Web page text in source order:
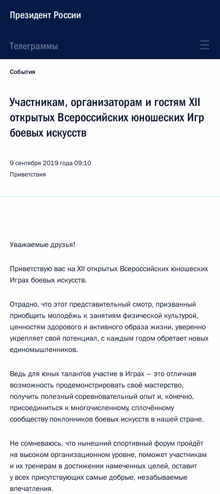
Президент России
Телеграммы
События
Участникам, организаторам и гостям XII
открытых Всероссийских юношеских Игр
боевых искусств
9 сентября 2019 года09:10
Приветствия
Уважаемые друзья!
Приветствую вас на XII открытых Всероссийских юношеских
Играх боевых искусств.
Отрадно, что этот представительный смотр, призванный
приобщить молодёжь к занятиям физической культурой,
ценностям здорового и активного образа жизни, уверенно
укрепляет свой потенциал, с каждым годом обретает новых
единомышленников.
Ведь для юных талантов участие в Играх – это отличная
возможность продемонстрировать своё мастерство,
получить полезный соревновательный опыт и, конечно,
присоединиться к многочисленному, сплочённому
сообществу поклонников боевых искусств в нашей стране.
Не сомневаюсь, что нынешний спортивный форум пройдёт
на высоком организационном уровне, поможет участникам
и их тренерам в достижении намеченных целей, оставит
у всех присутствующих самые добрые, незабываемые
впечатления.